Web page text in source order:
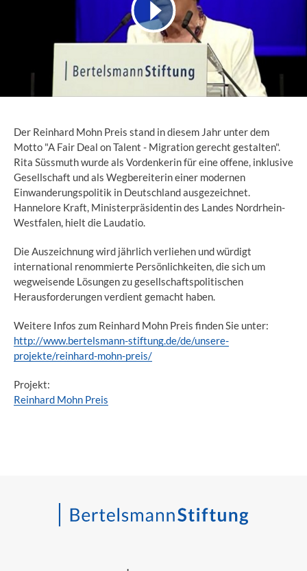
Der Reinhard Mohn Preis stand in diesem Jahr unter dem
Motto "A Fair Deal on Talent - Migration gerecht gestalten".
Rita Süssmuth wurde als Vordenkerin für eine offene, inklusive
Gesellschaft und als Wegbereiterin einer modernen
Einwanderungspolitik in Deutschland ausgezeichnet.
Hannelore Kraft, Ministerpräsidentin des Landes Nordrhein-
Westfalen, hielt die Laudatio.
Die Auszeichnung wird jährlich verliehen und würdigt
international renommierte Persönlichkeiten, die sich um
wegweisende Lösungen zu gesellschaftspolitischen
Herausforderungen verdient gemacht haben.
Weitere Infos zum Reinhard Mohn Preis finden Sie unter:
http://www.bertelsmann-stiftung.de/de/unsere-
projekte/reinhard-mohn-preis/
Projekt:
Reinhard Mohn Preis